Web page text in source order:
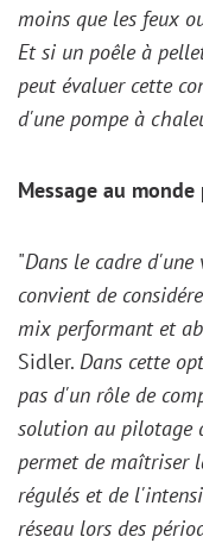
moins que les feux
Et si un poêle à
peut évaluer cette
d'une pompe à
Message au
"Dans le cadre
convient de
mix performant et
Sidler. Dans cette
pas d'un rôle de
solution au pilotage
permet de maîtriser
régulés et de
réseau lors des